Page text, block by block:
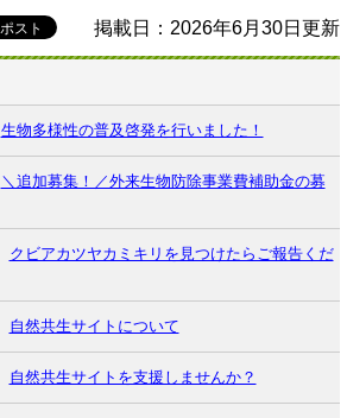
掲載日：2026年6月30日更新
生物多様性の普及啓発を行いました！
＼追加募集！／外来生物防除事業費補助金の募
クビアカツヤカミキリを見つけたらご報告くだ
自然共生サイトについて
自然共生サイトを支援しませんか？